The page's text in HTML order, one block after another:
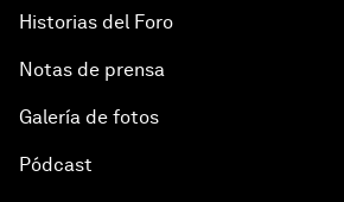
Historias del Foro
Notas de prensa
Galería de fotos
Pódcast